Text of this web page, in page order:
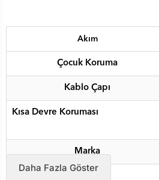
Akım
Çocuk Koruma
Kablo Çapı
Kısa Devre Koruması
Marka
Daha Fazla Göster